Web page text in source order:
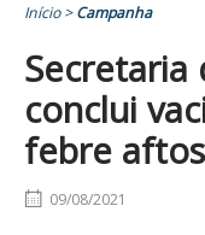
Início>Campanha
Secretaria
conclui
febre
09/08/2021